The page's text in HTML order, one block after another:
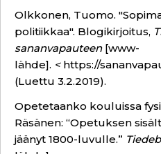
Olkkonen, Tuomo.
politiikkaa". Blogikirjoitus,
sananvapauteen [www-
lähde]. < https://
(Luettu 3.2.2019).
Opetetaanko kouluissa
Räsänen: “Opetuksen
jäänyt 1800-luvulle.”